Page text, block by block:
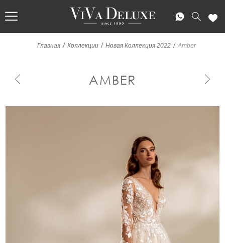
Главная/ Коллекции/ Новая Коллекция 2022/Amber
AMBER